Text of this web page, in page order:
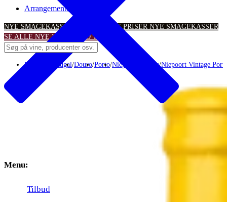
Menu:
Tilbud
Arrangementer
NYE SMAGEKASSER – TIL SKARPE PRISER NYE SMAGEKASSER
SE ALLE NYE VINTILBUDTILBUD
Portvin Portugal/Douro/Porto/Niepoort Vinhos/Niepoort Vintage Port